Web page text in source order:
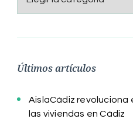
Últimos artículos
AislaCádiz revoluciona
las viviendas en Cádiz